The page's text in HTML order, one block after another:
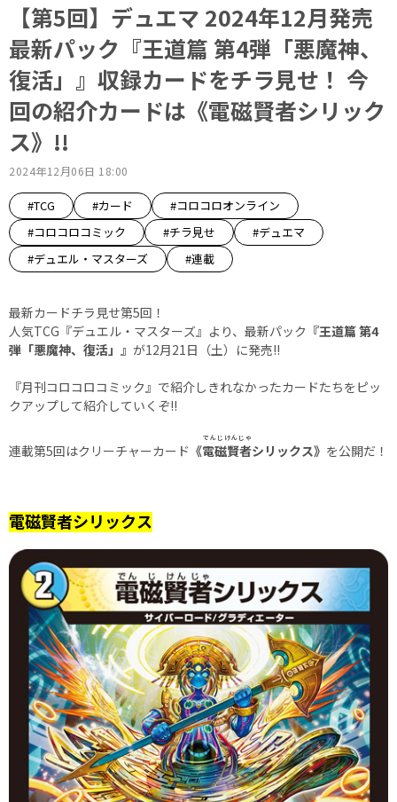
【第5回】デュエマ 2024年12月発売
最新パック『王道篇 第4弾「悪魔神、
復活」』収録カードをチラ見せ！ 今
回の紹介カードは《電磁賢者シリック
ス》!!
2024年12月06日 18:00
#TCG #カード
#コロコロオンライン
#コロコロコミック
#チラ見せ
#デュエマ
#デュエル・マスターズ
#連載
最新カードチラ見せ第5回！
人気TCG『デュエル・マスターズ』より、最新パック 『王道篇 第4
弾「悪魔神、復活」』 が12月21日（土）に発売!!
『月刊コロコロコミック』で紹介しきれなかったカードたちをピッ
クアップして紹介していくぞ!!
連載第5回はクリーチャーカード 《電磁賢者
でんじけんじゃ
シリックス》 を公開だ！
電磁賢者シリックス